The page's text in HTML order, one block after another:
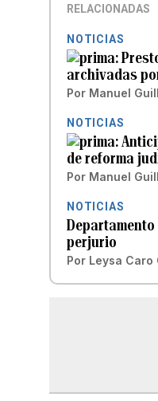
RELACIONADAS
NOTICIAS
archivadas
Por Manuel
NOTICIAS
de reforma
Por Manuel
NOTICIAS
perjurio
Por Leysa Caro